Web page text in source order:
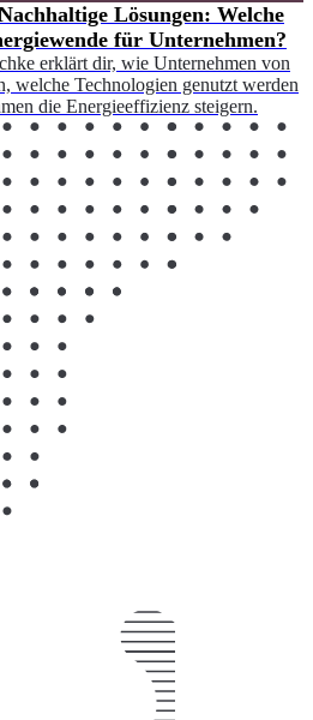
Lösungen: Welche
für Unternehmen?
erklärt dir, wie Unternehmen von
welche Technologien genutzt werden
die Energieeffizienz steigern.